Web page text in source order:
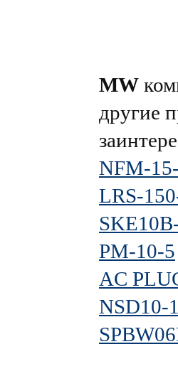
MW
другие
NFM-
LRS-
PM-10-5
AC
NSD10-